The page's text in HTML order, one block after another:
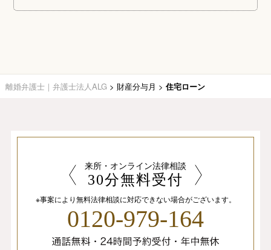
離婚弁護士｜弁護士法人ALG > 財産分与月 > 住宅ローン
来所・オンライン法律相談
30分無料受付
※事案により無料法律相談に対応できない場合がございます。
0120-979-164